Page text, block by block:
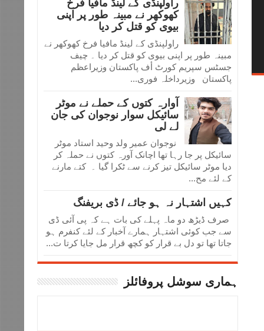
راولپنڈی کے لینڈ مافیا فرخ
کھوکھر نے مبینہ طور پر اپنی
بیوی کو قتل کر دیا
راولپنڈی کے لینڈ مافیا فرخ کھوکھر نے
مبینہ طور پر اپنی بیوی کو قتل کر دیا ۔ چیف
جسٹس سپریم کورٹ أف پاکستان وزیراعظم
پاکستان وزیرداخلہ فوری...
آوارہ کتوں کے حملے نے موٹر
سائیکل سوار نوجوان کی جان
لے لی
نوجوان عمیر ولد وحید استاد موٹر
سائیکل پر جا رہا تھا اچانک آورہ کتوں نے حملہ کر
دیا موٹر سائیکل تیز کرنے سے ٹکرا گیا ۔ کتے مارنے
کے لئے مح...
کہیں اشتہار نہ ہو جائے / ڈی بریفنگ
صرف ڈیڑھ دو ماہ پہلے کی بات ہے کہ پی آئی ڈی
سے جب کوئی اشتہار ہمارے آخبار کے لئے کنفرم ہو
جاتا تھا تو دل بے قرار کو کچھ قرار مل جایا کرتا ت...
ہماری سوشل پروفائلز